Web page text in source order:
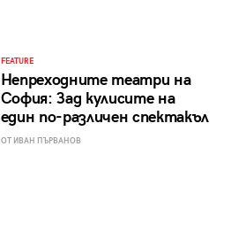
FEATURE
Непреходните театри на
София: Зад кулисите на
един по-различен спектакъл
ОТ ИВАН ПЪРВАНОВ